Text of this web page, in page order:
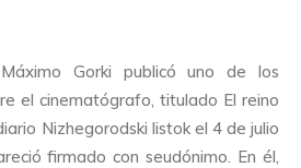
Gorki publicó uno de los
el cinematógrafo, titulado El reino
Nizhegorodski listok el 4 de julio
firmado con seudónimo. En él,